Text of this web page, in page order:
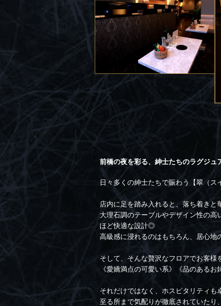
前橋の夜を彩る、紳士たちのラグジュ
日々多くの紳士たちで賑わう【翠（
店内に足を踏み入れると、落ち着き
大理石調のテーブルやデザイン性の
ほど快適な設計◎
高級感に浸れるのはもちろん、居心地
そして、そんな贅沢なフロアでお客
《愛嬌満点の可愛い系》《品のある
それだけではなく、ホスピタリティも
至る所まで気配りが徹底されていた